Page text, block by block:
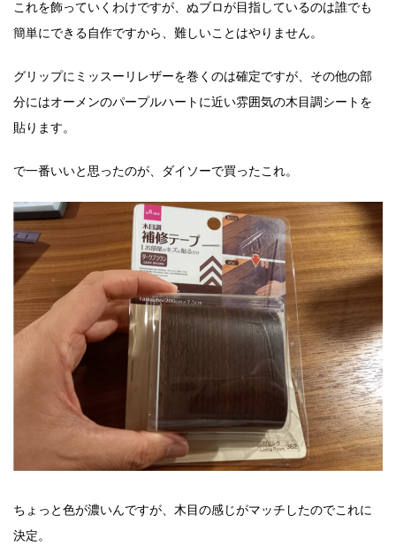
これを飾っていくわけですが、ぬブロが目指しているのは誰でも
簡単にできる自作ですから、難しいことはやりません。
グリップにミッスーリレザーを巻くのは確定ですが、その他の部
分にはオーメンのパープルハートに近い雰囲気の木目調シートを
貼ります。
で一番いいと思ったのが、ダイソーで買ったこれ。
ちょっと色が濃いんですが、木目の感じがマッチしたのでこれに
決定。